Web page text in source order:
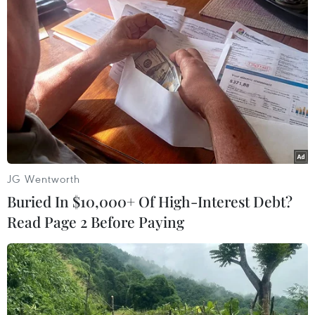
(Báo ảnh Việt Nam/Vietnam+)
#Quảng Bình #Động Thiên Đường
#Thạch nhũ
Quảng Bình
Quảng Trị Mỹ
JG Wentworth
Buried In $10,000+ Of High-Interest Debt?
Read Page 2 Before Paying